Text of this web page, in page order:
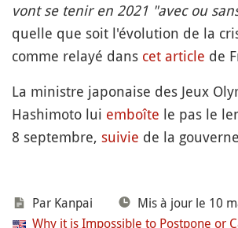
vont se tenir en 2021 "avec ou
quelle que soit l'évolution de la
comme relayé dans cet article de
La ministre japonaise des Jeux
Hashimoto lui emboîte le pas le
8 septembre, suivie de la
Par Kanpai
Mis à jour le 10
Why it is Impossible to Postpone or